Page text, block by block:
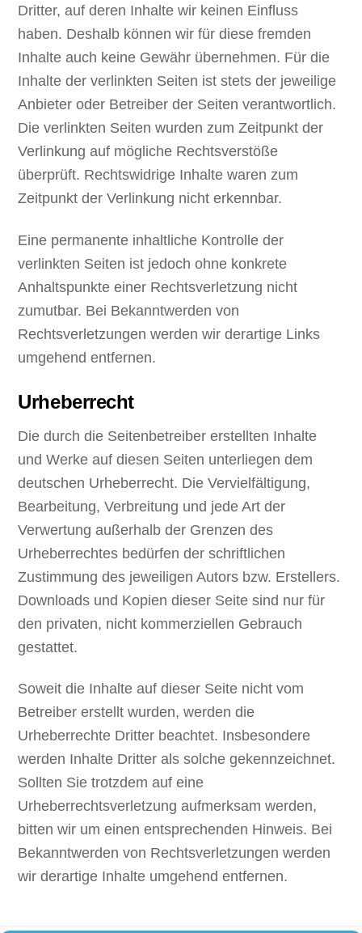
Dritter, auf deren Inhalte wir keinen Einfluss
haben. Deshalb können wir für diese fremden
Inhalte auch keine Gewähr übernehmen. Für die
Inhalte der verlinkten Seiten ist stets der jeweilige
Anbieter oder Betreiber der Seiten verantwortlich.
Die verlinkten Seiten wurden zum Zeitpunkt der
Verlinkung auf mögliche Rechtsverstöße
überprüft. Rechtswidrige Inhalte waren zum
Zeitpunkt der Verlinkung nicht erkennbar.
Eine permanente inhaltliche Kontrolle der
verlinkten Seiten ist jedoch ohne konkrete
Anhaltspunkte einer Rechtsverletzung nicht
zumutbar. Bei Bekanntwerden von
Rechtsverletzungen werden wir derartige Links
umgehend entfernen.
Urheberrecht
Die durch die Seitenbetreiber erstellten Inhalte
und Werke auf diesen Seiten unterliegen dem
deutschen Urheberrecht. Die Vervielfältigung,
Bearbeitung, Verbreitung und jede Art der
Verwertung außerhalb der Grenzen des
Urheberrechtes bedürfen der schriftlichen
Zustimmung des jeweiligen Autors bzw. Erstellers.
Downloads und Kopien dieser Seite sind nur für
den privaten, nicht kommerziellen Gebrauch
gestattet.
Soweit die Inhalte auf dieser Seite nicht vom
Betreiber erstellt wurden, werden die
Urheberrechte Dritter beachtet. Insbesondere
werden Inhalte Dritter als solche gekennzeichnet.
Sollten Sie trotzdem auf eine
Urheberrechtsverletzung aufmerksam werden,
bitten wir um einen entsprechenden Hinweis. Bei
Bekanntwerden von Rechtsverletzungen werden
wir derartige Inhalte umgehend entfernen.